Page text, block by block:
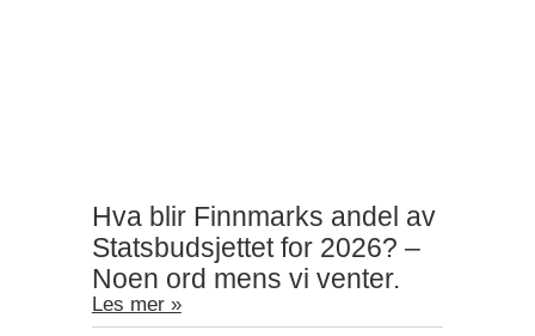
Hva blir Finnmarks andel av
Statsbudsjettet for 2026? –
Noen ord mens vi venter.
Les mer »